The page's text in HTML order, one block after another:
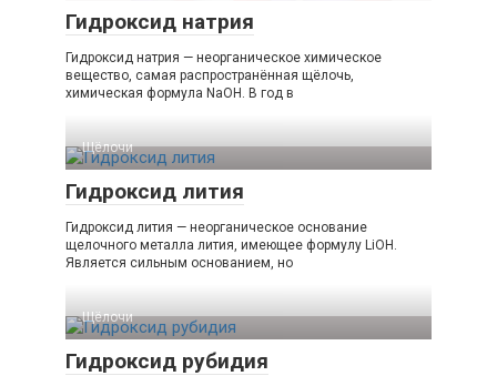
Гидроксид натрия
Гидроксид натрия — неорганическое химическое
вещество, самая распространённая щёлочь,
химическая формула NaOH. В год в
Щёлочи
Гидроксид лития
Гидроксид лития — неорганическое основание
щелочного металла лития, имеющее формулу LiOH.
Является сильным основанием, но
Щёлочи
Гидроксид рубидия